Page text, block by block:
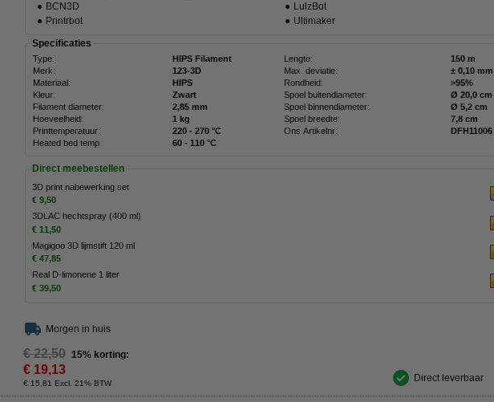
● BCN3D ● LulzBot
● Printrbot ● Ultimaker
Specificaties
Type: HIPS Filament Lengte:
150 m
Merk:
123-3D Max. deviatie:
± 0,10 mm
Materiaal:
HIPS Rondheid:
>95%
Kleur:
Zwart Spoel buitendiameter:
Ø 20,0 cm
Filament diameter:
2,85 mm Spoel binnendiameter:
Ø 5,2 cm
Hoeveelheid:
1 kg Spoel breedte:
7,8 cm
Printtemperatuur:
220 - 270 °C Ons Artikelnr:
DFH11006
Heated bed temp:
60 - 110 °C
Direct meebestellen
3D print nabewerking set
€ 9,50
3DLAC hechtspray (400 ml)
€ 11,50
Magigoo 3D lijmstift 120 ml
€ 47,85
Real D-limonene 1 liter
€ 39,50
Morgen in huis
€ 22,50 15% korting:
€ 19,13
€ 15,81 Excl. 21% BTW Direct leverbaar